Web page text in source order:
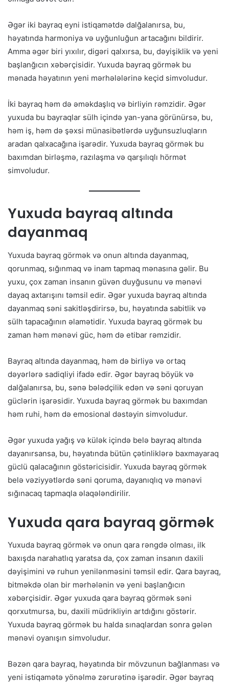
Əgər iki bayraq eyni istiqamətdə dalğalanırsa, bu,
həyatında harmoniya və uyğunluğun artacağını bildirir.
Amma əgər biri yıxılır, digəri qalxırsa, bu, dəyişiklik və yeni
başlanğıcın xəbərçisidir. Yuxuda bayraq görmək bu
mənada həyatının yeni mərhələlərinə keçid simvoludur.
İki bayraq həm də əməkdaşlıq və birliyin rəmzidir. Əgər
yuxuda bu bayraqlar sülh içində yan-yana görünürsə, bu,
həm iş, həm də şəxsi münasibətlərdə uyğunsuzluqların
aradan qalxacağına işarədir. Yuxuda bayraq görmək bu
baxımdan birləşmə, razılaşma və qarşılıqlı hörmət
simvoludur.
Yuxuda bayraq altında
dayanmaq
Yuxuda bayraq görmək və onun altında dayanmaq,
qorunmaq, sığınmaq və inam tapmaq mənasına gəlir. Bu
yuxu, çox zaman insanın güvən duyğusunu və mənəvi
dayaq axtarışını təmsil edir. Əgər yuxuda bayraq altında
dayanmaq səni sakitləşdirirsə, bu, həyatında sabitlik və
sülh tapacağının əlamətidir. Yuxuda bayraq görmək bu
zaman həm mənəvi güc, həm də etibar rəmzidir.
Bayraq altında dayanmaq, həm də birliyə və ortaq
dəyərlərə sadiqliyi ifadə edir. Əgər bayraq böyük və
dalğalanırsa, bu, sənə bələdçilik edən və səni qoruyan
güclərin işarəsidir. Yuxuda bayraq görmək bu baxımdan
həm ruhi, həm də emosional dəstəyin simvoludur.
Əgər yuxuda yağış və külək içində belə bayraq altında
dayanırsansa, bu, həyatında bütün çətinliklərə baxmayaraq
güclü qalacağının göstəricisidir. Yuxuda bayraq görmək
belə vəziyyətlərdə səni qoruma, dayanıqlıq və mənəvi
sığınacaq tapmaqla əlaqələndirilir.
Yuxuda qara bayraq görmək
Yuxuda bayraq görmək və onun qara rəngdə olması, ilk
baxışda narahatlıq yaratsa da, çox zaman insanın daxili
dəyişimini və ruhun yenilənməsini təmsil edir. Qara bayraq,
bitməkdə olan bir mərhələnin və yeni başlanğıcın
xəbərçisidir. Əgər yuxuda qara bayraq görmək səni
qorxutmursa, bu, daxili müdrikliyin artdığını göstərir.
Yuxuda bayraq görmək bu halda sınaqlardan sonra gələn
mənəvi oyanışın simvoludur.
Bəzən qara bayraq, həyatında bir mövzunun bağlanması və
yeni istiqamətə yönəlmə zərurətinə işarədir. Əgər bayraq